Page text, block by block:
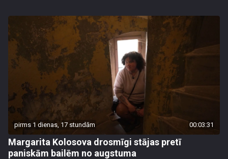
pirms 1 dienas, 17 stundām 00:03:31
Margarita Kolosova drosmīgi stājas pretī
paniskām bailēm no augstuma